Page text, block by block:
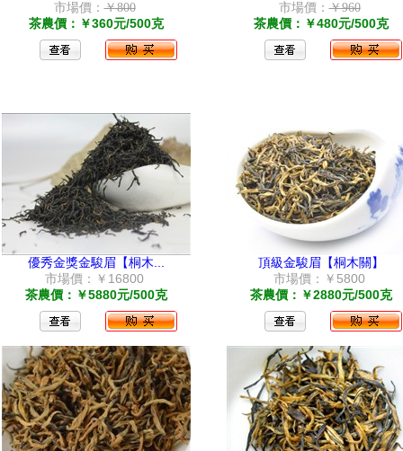
市場價：￥800
茶農價：￥360元/500克
市場價：￥960
茶農價：￥480元/500克
優秀金獎金駿眉【桐木...
市場價：￥16800
茶農價：￥5880元/500克
頂級金駿眉【桐木關】
市場價：￥5800
茶農價：￥2880元/500克